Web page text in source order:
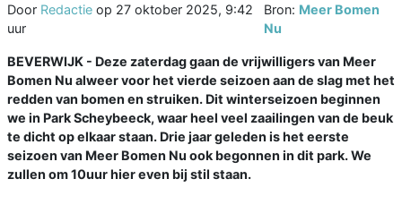
Door Redactie op 27 oktober 2025, 9:42
uur
Bron: Meer Bomen
Nu
BEVERWIJK - Deze zaterdag gaan de vrijwilligers van Meer
Bomen Nu alweer voor het vierde seizoen aan de slag met het
redden van bomen en struiken. Dit winterseizoen beginnen
we in Park Scheybeeck, waar heel veel zaailingen van de beuk
te dicht op elkaar staan. Drie jaar geleden is het eerste
seizoen van Meer Bomen Nu ook begonnen in dit park. We
zullen om 10uur hier even bij stil staan.